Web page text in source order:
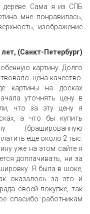
дереве. Сама я из СПБ
мне понравилась,
изображение
(Санкт-Петербург)
картину. Долго
цена-качество.
картины на досках
уточнять цену в
что за эту цену я
а что бы купить
(брашированную
еще около 2 тыс.
уже на этом сайте я
доплачивать, ни за
Я была в шоке,
оказалось за это и
своей покупке, так
спасибо работникам